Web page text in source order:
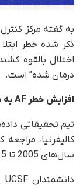
به گفته مرکز
اختلال بالقوه
درمان شده” است.
افزایش خطر AFبه
تیم تحقیقاتی
کالیفرنیا،
سال‌های 2005 تا 2015 بررسی کردند.